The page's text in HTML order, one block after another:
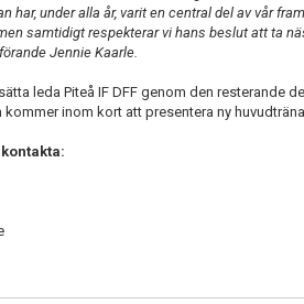
har, under alla år, varit en central del av vår
samtidigt respekterar vi hans beslut att ta
Jennie Kaarle.
leda Piteå IF DFF genom den resterande
inom kort att presentera ny